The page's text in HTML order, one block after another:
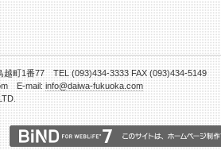
越町1番77 TEL (093)434-3333 FAX (093)434-5149
E-mail:info@daiwa-fukuoka.com